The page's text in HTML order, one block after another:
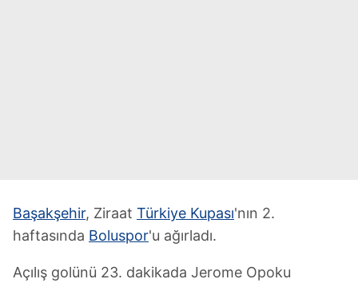
Başakşehir, Ziraat Türkiye Kupası'nın 2.
haftasında Boluspor'u ağırladı.
Açılış golünü 23. dakikada Jerome Opoku